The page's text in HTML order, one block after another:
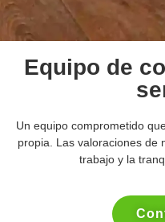
Equipo de
Un equipo comprometido
propia. Las valoraciones de
trabajo y la